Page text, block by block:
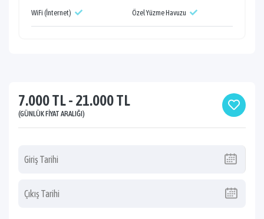
WiFi (İnternet)
Özel Yüzme Havuzu
7.000 TL - 21.000 TL
(GÜNLÜK FIYAT ARALIĞI)